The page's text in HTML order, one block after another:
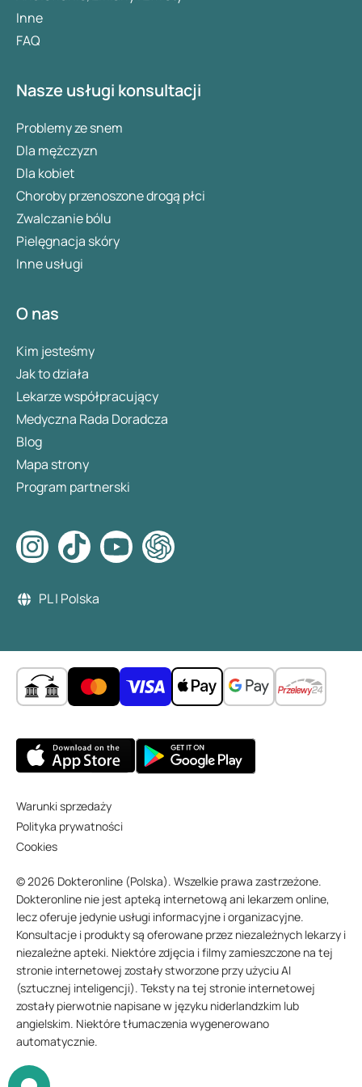
Inne
FAQ
Nasze usługi konsultacji
Problemy ze snem
Dla mężczyzn
Dla kobiet
Choroby przenoszone drogą płci
Zwalczanie bólu
Pielęgnacja skóry
Inne usługi
O nas
Kim jesteśmy
Jak to działa
Lekarze współpracujący
Medyczna Rada Doradcza
Blog
Mapa strony
Program partnerski
PL | Polska
Warunki sprzedaży
Polityka prywatności
Cookies
© 2026 Dokteronline (Polska). Wszelkie prawa zastrzeżone.
Dokteronline nie jest apteką internetową ani lekarzem online,
lecz oferuje jedynie usługi informacyjne i organizacyjne.
Konsultacje i produkty są oferowane przez niezależnych lekarzy i
niezależne apteki. Niektóre zdjęcia i filmy zamieszczone na tej
stronie internetowej zostały stworzone przy użyciu AI
(sztucznej inteligencji). Teksty na tej stronie internetowej
zostały pierwotnie napisane w języku niderlandzkim lub
angielskim. Niektóre tłumaczenia wygenerowano
automatycznie.